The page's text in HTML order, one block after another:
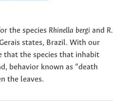
the species Rhinella bergi and R.
states, Brazil. With our
that the species that inhabit
behavior known as “death
the leaves.